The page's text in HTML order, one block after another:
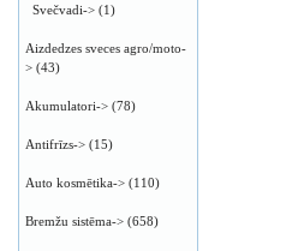
Svečvadi-> (1)
Aizdedzes sveces agro/moto-
> (43)
Akumulatori-> (78)
Antifrīzs-> (15)
Auto kosmētika-> (110)
Bremžu sistēma-> (658)